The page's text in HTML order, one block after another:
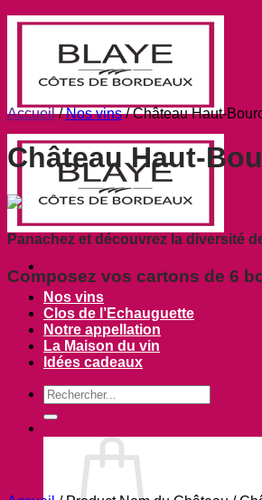
Passer
au
Nos vins
Clos de l’Echauguette
Notre appellation
La Maison du vin
Idées cadeaux
Accueil /Nos vins /Château Haut-
Château Haut-
Panachez et découvrez la diversité
Composez vos cartons de 6